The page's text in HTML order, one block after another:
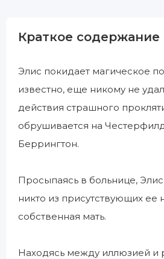
Краткое содержание
Элис покидает магическое
известно, еще никому не
действия страшного
обрушивается на
Беррингтон.
Просыпаясь в больнице,
никто из присутствующих ее
собственная мать.
Находясь между иллюзией и